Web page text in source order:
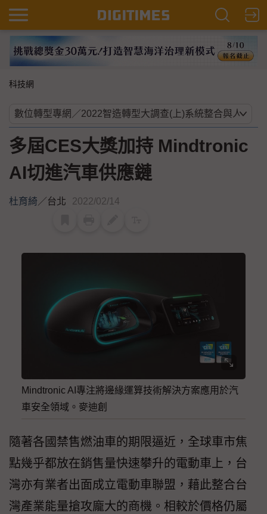
科技網
多屆CES大獎加持 Mindtronic
AI切進汽車供應鏈
杜育綺／台北 2022/02/14
Mindtronic AI專注將邊緣運算技術解決方案應用於汽
車安全領域。麥迪創
隨著各國禁售燃油車的期限逼近，全球車市焦
點幾乎都放在銷售量快速攀升的電動車上，台
灣亦有業者出面成立電動車聯盟，藉此整合台
灣產業能量搶攻龐大的商機。相較於價格仍屬